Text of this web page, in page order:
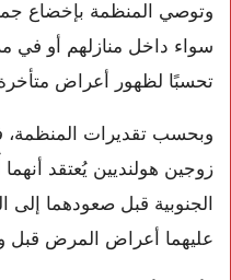
وتوصي المنظمة بإخضاع
سواء داخل منازلهم أو
تحسبًا لظهور أعراض
وبحسب تقديرات المنظمة،
زوجين هولنديين يُعتقد
الجنوبية قبل صعودهما
عليهما أعراض المرض قبل